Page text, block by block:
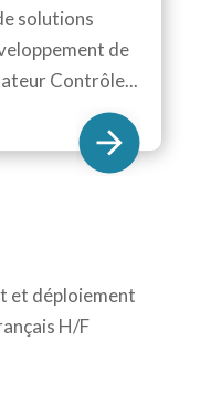
solutions
de
Contrôle...
et déploiement
H/F